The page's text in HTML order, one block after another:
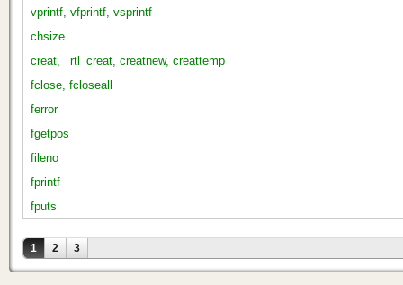
vprintf, vfprintf, vsprintf
chsize
creat, _rtl_creat, creatnew, creattemp
fclose, fcloseall
ferror
fgetpos
fileno
fprintf
fputs
Страницы
1 2 3